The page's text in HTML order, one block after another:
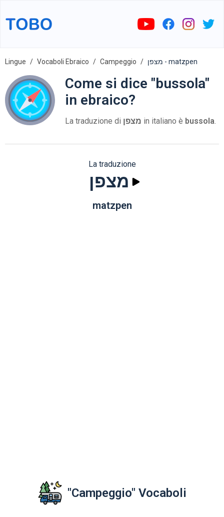
Lingue Vocaboli Ebraico Campeggio מצפן - matzpen
Come si dice "bussola"
in ebraico?
La traduzione di מצפן in italiano è bussola.
La traduzione
מצפן
matzpen
"Campeggio" Vocaboli